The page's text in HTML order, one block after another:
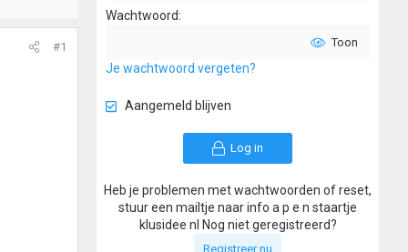
#1
Wachtwoord
Toon
Je wachtwoord vergeten?
Aangemeld blijven
Log in
Heb je problemen met wachtwoorden of reset,
stuur een mailtje naar info a p e n staartje
klusidee nl Nog niet geregistreerd?
Registreer nu